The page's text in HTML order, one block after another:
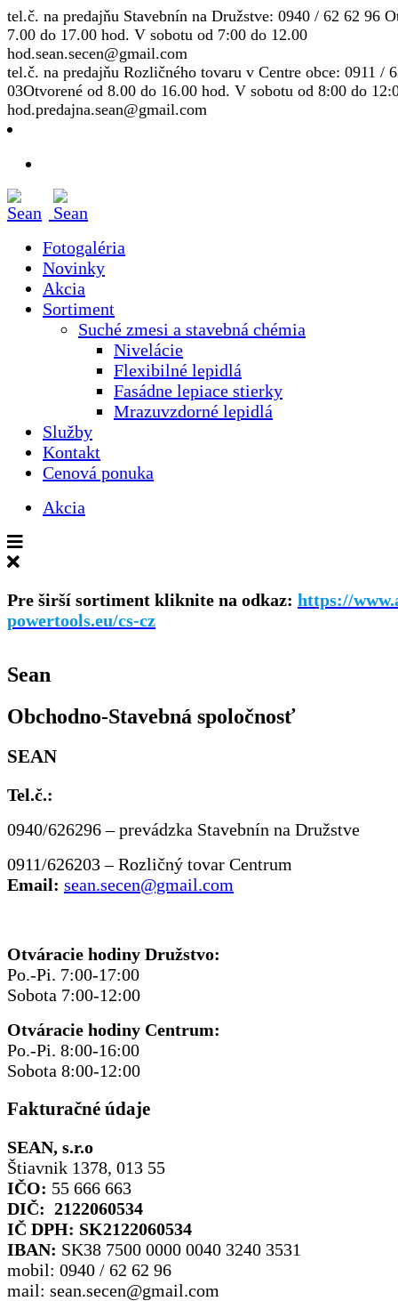
tel.č. na predajňu Stavebnín na Družstve: 0940 / 62 62 96
7.00 do 17.00 hod. V sobotu od 7:00 do 12.00
hod.sean.secen@gmail.com
tel.č. na predajňu Rozličného tovaru v Centre obce: 0911 /
03Otvorené od 8.00 do 16.00 hod. V sobotu od 8:00 do
hod.predajna.sean@gmail.com
Fotogaléria
Novinky
Akcia
Sortiment
Suché zmesi a stavebná chémia
Nivelácie
Flexibilné lepidlá
Fasádne lepiace stierky
Mrazuvzdorné lepidlá
Služby
Kontakt
Cenová ponuka
Akcia
Skryť
ponuku
Pre širší sortiment kliknite na odkaz: https://
powertools.eu/cs-cz
Sean
Obchodno-Stavebná spoločnosť
SEAN
Tel.č.:
0940/626296 – prevádzka Stavebnín na Družstve
0911/626203 – Rozličný tovar Centrum
Email: sean.secen@gmail.com
Otváracie hodiny Družstvo:
Po.-Pi. 7:00-17:00
Sobota 7:00-12:00
Otváracie hodiny Centrum:
Po.-Pi. 8:00-16:00
Sobota 8:00-12:00
Fakturačné údaje
SEAN, s.r.o
Štiavnik 1378, 013 55
IČO: 55 666 663
DIČ: 2122060534
IČ DPH: SK2122060534
IBAN: SK38 7500 0000 0040 3240 3531
mobil: 0940 / 62 62 96
mail: sean.secen@gmail.com